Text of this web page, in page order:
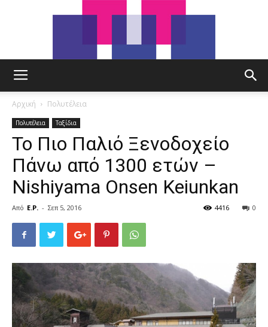
Αρχική Πολυτέλεια
Πολυτέλεια Ταξίδια
Το Πιο Παλιό Ξενοδοχείο
Πάνω από 1300 ετών –
Nishiyama Onsen Keiunkan
Από E.P. - Σεπ 5, 2016 0
4416